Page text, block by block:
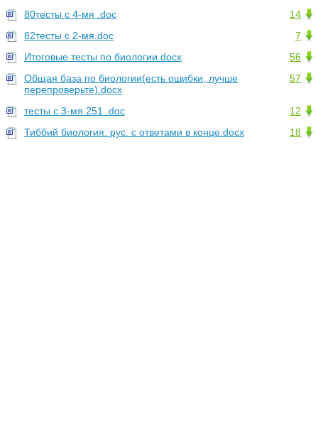
14
80тесты с 4-мя .doc
7
82тесты с 2-мя.doc
56
Итоговые тесты по биологии.docx
57
Общая база по биологии(есть ошибки, лучше
перепроверьте).docx
12
тесты с 3-мя 251 .doc
18
Тиббий биология. рус. с ответами в конце.docx